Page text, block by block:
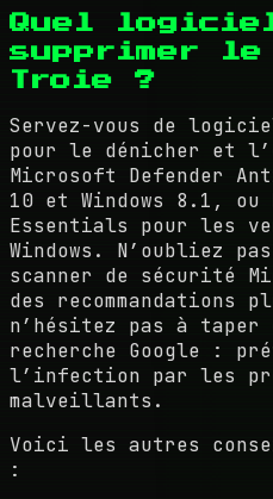
Quel
supprimer le
Troie ?
Servez-vous de
pour le dénicher et
Microsoft Defender
10 et Windows 8.1,
Essentials pour les
Windows. N’oubliez
scanner de sécurité
des recommandations
n’hésitez pas à taper
recherche Google :
l’infection par les
malveillants.
Voici les autres
: